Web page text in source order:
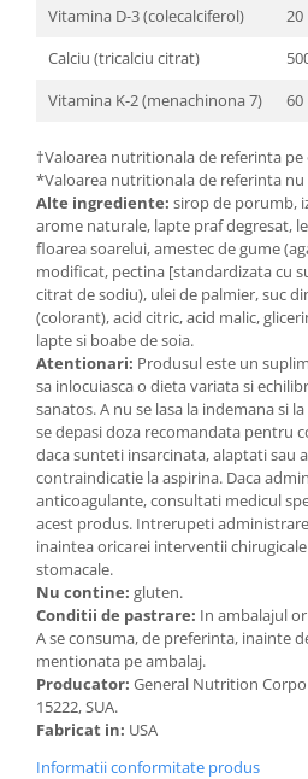
CacaoVitamina D-3 (colecalciferol)
20
Calciu (tricalciu citrat)
Vitamina K-2 (menachinona 7)
60
†Valoarea nutritionala de referinta pe
*Valoarea nutritionala de referinta
Alte ingrediente: sirop de porumb,
arome naturale, lapte praf degresat,
floarea soarelui, amestec de gume
modificat, pectina [standardizata cu
citrat de sodiu), ulei de palmier, suc
(colorant), acid citric, acid malic,
lapte si boabe de soia.
Atentionari: Produsul este un
sa inlocuiasca o dieta variata si
sanatos. A nu se lasa la indemana si
se depasi doza recomandata pentru
daca sunteti insarcinata, alaptati sau
contraindicatie la aspirina. Daca
anticoagulante, consultati medicul
acest produs. Intrerupeti
inaintea oricarei interventii
stomacale.
Nu contine: gluten.
Conditii de pastrare: In ambalajul
A se consuma, de preferinta, inainte
mentionata pe ambalaj.
Producator: General Nutrition
15222, SUA.
Fabricat in: USA
Informatii conformitate produs